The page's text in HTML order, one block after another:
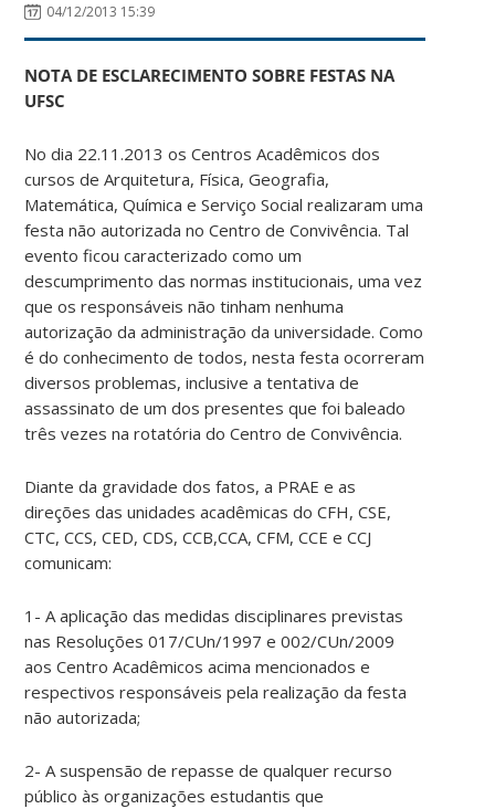
04/12/2013 15:39
NOTA DE ESCLARECIMENTO SOBRE FESTAS NA
UFSC
No dia 22.11.2013 os Centros Acadêmicos dos
cursos de Arquitetura, Física, Geografia,
Matemática, Química e Serviço Social realizaram uma
festa não autorizada no Centro de Convivência. Tal
evento ficou caracterizado como um
descumprimento das normas institucionais, uma vez
que os responsáveis não tinham nenhuma
autorização da administração da universidade. Como
é do conhecimento de todos, nesta festa ocorreram
diversos problemas, inclusive a tentativa de
assassinato de um dos presentes que foi baleado
três vezes na rotatória do Centro de Convivência.
Diante da gravidade dos fatos, a PRAE e as
direções das unidades acadêmicas do CFH, CSE,
CTC, CCS, CED, CDS, CCB,CCA, CFM, CCE e CCJ
comunicam:
1- A aplicação das medidas disciplinares previstas
nas Resoluções 017/CUn/1997 e 002/CUn/2009
aos Centro Acadêmicos acima mencionados e
respectivos responsáveis pela realização da festa
não autorizada;
2- A suspensão de repasse de qualquer recurso
público às organizações estudantis que